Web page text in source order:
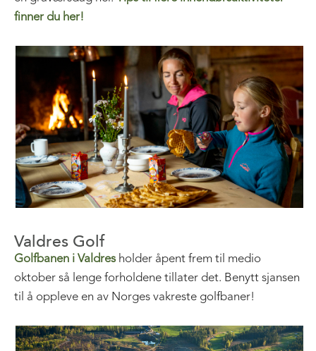
finner du her!
Valdres Golf
Golfbanen i Valdres holder åpent frem til medio
oktober så lenge forholdene tillater det. Benytt sjansen
til å oppleve en av Norges vakreste golfbaner!